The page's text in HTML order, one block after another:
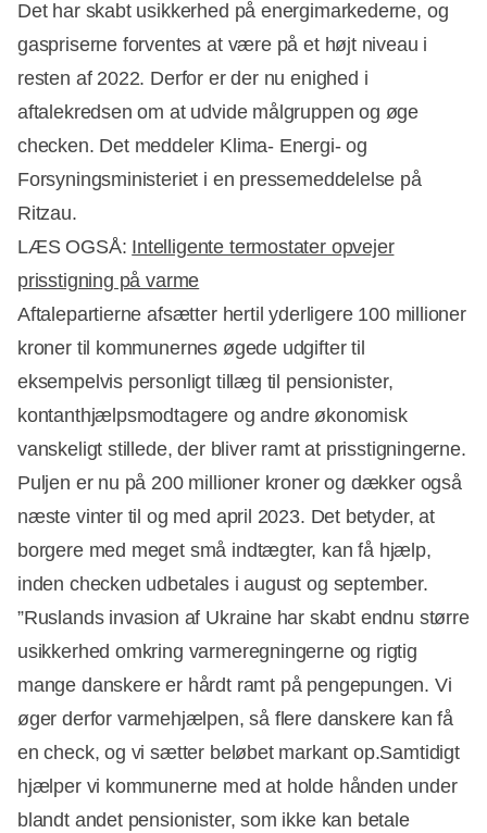
Det har skabt usikkerhed på energimarkederne, og
gaspriserne forventes at være på et højt niveau i
resten af 2022. Derfor er der nu enighed i
aftalekredsen om at udvide målgruppen og øge
checken. Det meddeler Klima- Energi- og
Forsyningsministeriet i en pressemeddelelse på
Ritzau.
LÆS OGSÅ: Intelligente termostater opvejer
prisstigning på varme
Aftalepartierne afsætter hertil yderligere 100 millioner
kroner til kommunernes øgede udgifter til
eksempelvis personligt tillæg til pensionister,
kontanthjælpsmodtagere og andre økonomisk
vanskeligt stillede, der bliver ramt at prisstigningerne.
Puljen er nu på 200 millioner kroner og dækker også
næste vinter til og med april 2023. Det betyder, at
borgere med meget små indtægter, kan få hjælp,
inden checken udbetales i august og september.
”Ruslands invasion af Ukraine har skabt endnu større
usikkerhed omkring varmeregningerne og rigtig
mange danskere er hårdt ramt på pengepungen. Vi
øger derfor varmehjælpen, så flere danskere kan få
en check, og vi sætter beløbet markant op.Samtidigt
hjælper vi kommunerne med at holde hånden under
blandt andet pensionister, som ikke kan betale